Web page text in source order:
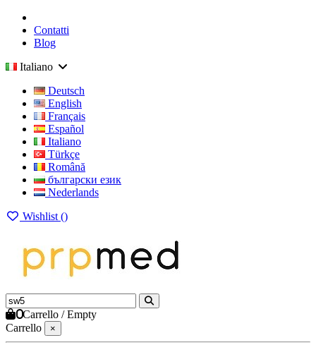
Contatti
Blog
Italiano
Deutsch
English
Français
Español
Italiano
Türkçe
Română
български език
Nederlands
Wishlist ()
0Carrello /Empty
Carrello
×